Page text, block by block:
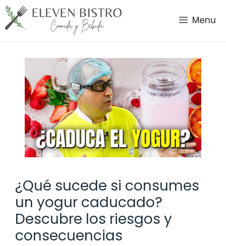
Saltar
al
contenido
Menu
¿Qué sucede si consumes
un yogur caducado?
Descubre los riesgos y
consecuencias